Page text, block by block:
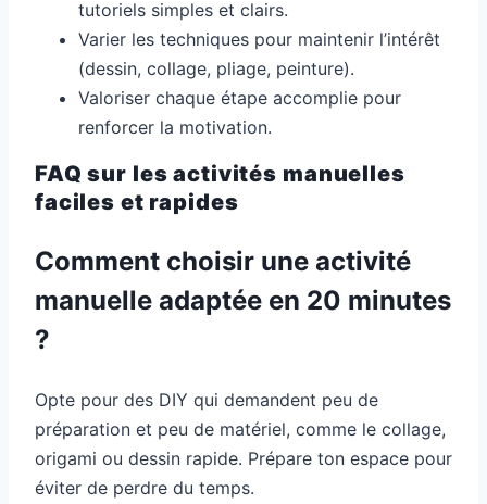
tutoriels simples et clairs.
Varier les techniques pour maintenir l’intérêt
(dessin, collage, pliage, peinture).
Valoriser chaque étape accomplie pour
renforcer la motivation.
FAQ sur les activités manuelles
faciles et rapides
Comment choisir une activité
manuelle adaptée en 20 minutes
?
Opte pour des DIY qui demandent peu de
préparation et peu de matériel, comme le collage,
origami ou dessin rapide. Prépare ton espace pour
éviter de perdre du temps.